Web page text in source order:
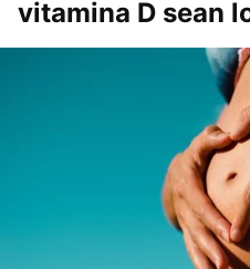
vitamina D sean